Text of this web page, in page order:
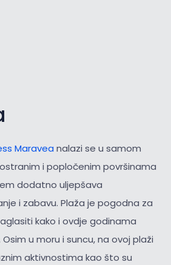
Maravea nalazi se u samom
i popločenim površinama
dodatno uljepšava
i zabavu. Plaža je pogodna za
kako i ovdje godinama
u moru i suncu, na ovoj plaži
aktivnostima kao što su